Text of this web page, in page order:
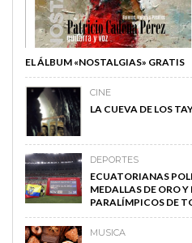
EL ÁLBUM «NOSTALGIAS» GRATIS
CINE
LA CUEVA DE LOS
DEPORTES
ECUATORIANAS
MEDALLAS DE ORO Y
PARALÍMPICOS DE
MUSICA